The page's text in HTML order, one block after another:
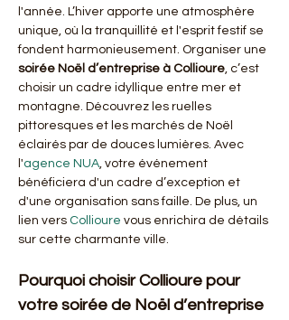
l'année. L’hiver apporte une atmosphère
unique, où la tranquillité et l'esprit festif se
fondent harmonieusement. Organiser une
soirée Noël d’entreprise à Collioure, c’est
choisir un cadre idyllique entre mer et
montagne. Découvrez les ruelles
pittoresques et les marchés de Noël
éclairés par de douces lumières. Avec
l'agence NUA, votre événement
bénéficiera d'un cadre d’exception et
d'une organisation sans faille. De plus, un
lien vers Collioure vous enrichira de détails
sur cette charmante ville.
Pourquoi choisir Collioure pour
votre soirée de Noël d’entreprise